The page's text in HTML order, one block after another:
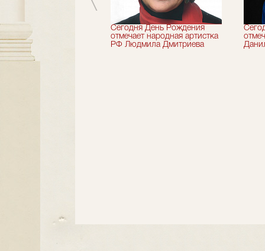
искусств
Николай Максимов
Сегодня День Рождения
отмечает народная артистка
РФ Людмила Дмитриева